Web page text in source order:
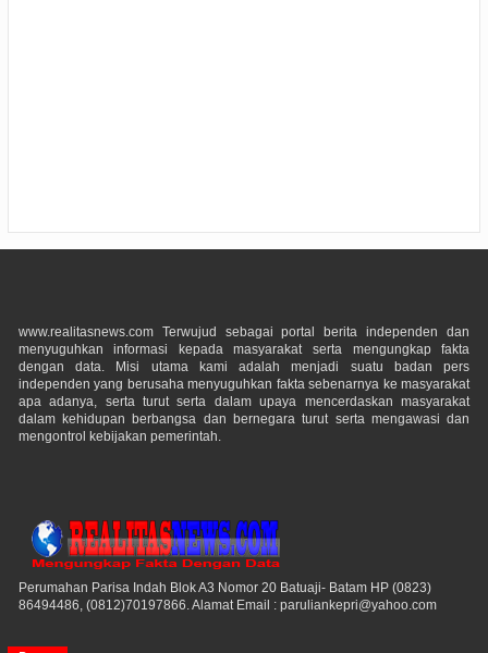
www.realitasnews.com Terwujud sebagai portal berita independen dan
menyuguhkan informasi kepada masyarakat serta mengungkap fakta
dengan data. Misi utama kami adalah menjadi suatu badan pers
independen yang berusaha menyuguhkan fakta sebenarnya ke masyarakat
apa adanya, serta turut serta dalam upaya mencerdaskan masyarakat
dalam kehidupan berbangsa dan bernegara turut serta mengawasi dan
mengontrol kebijakan pemerintah.
Perumahan Parisa Indah Blok A3 Nomor 20 Batuaji- Batam HP (0823)
86494486, (0812)70197866. Alamat Email : paruliankepri@yahoo.com